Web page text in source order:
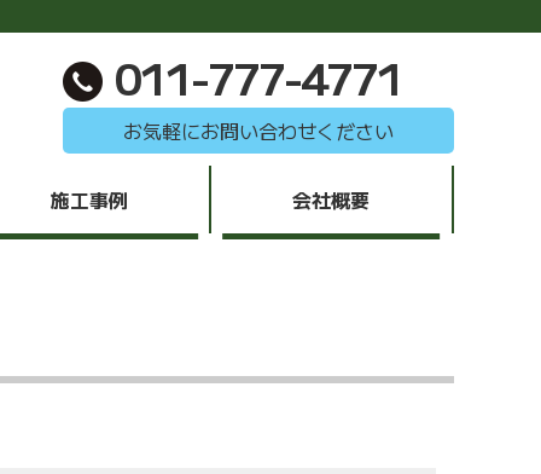
011-777-4771
お気軽にお問い合わせください
施工事例 会社概要